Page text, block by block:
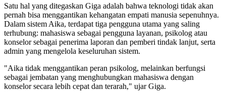
Satu hal yang ditegaskan Giga adalah bahwa teknologi tidak akan
pernah bisa menggantikan kehangatan empati manusia sepenuhnya.
Dalam sistem Aika, terdapat tiga pengguna utama yang saling
terhubung: mahasiswa sebagai pengguna layanan, psikolog atau
konselor sebagai penerima laporan dan pemberi tindak lanjut, serta
admin yang mengelola keseluruhan sistem.
"Aika tidak menggantikan peran psikolog, melainkan berfungsi
sebagai jembatan yang menghubungkan mahasiswa dengan
konselor secara lebih cepat dan terarah," ujar Giga.